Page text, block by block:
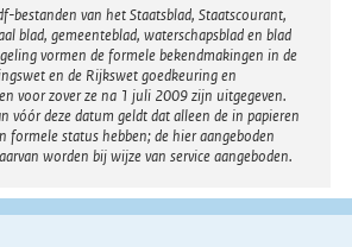
bestanden van het Staatsblad, Staatscourant,
blad, gemeenteblad, waterschapsblad en blad
vormen de formele bekendmakingen in de
en de Rijkswet goedkeuring en
voor zover ze na 1 juli 2009 zijn uitgegeven.
vóór deze datum geldt dat alleen de in papieren
formele status hebben; de hier aangeboden
worden bij wijze van service aangeboden.